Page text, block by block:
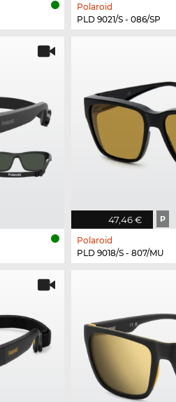
Polaroid
PLD 9021/S - 086/SP
47,46 € P
Polaroid
PLD 9018/S - 807/MU